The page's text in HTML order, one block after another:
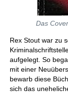
Das
Rex Stout war zu
aufgelegt. So
mit einer
bewarb diese
sich das